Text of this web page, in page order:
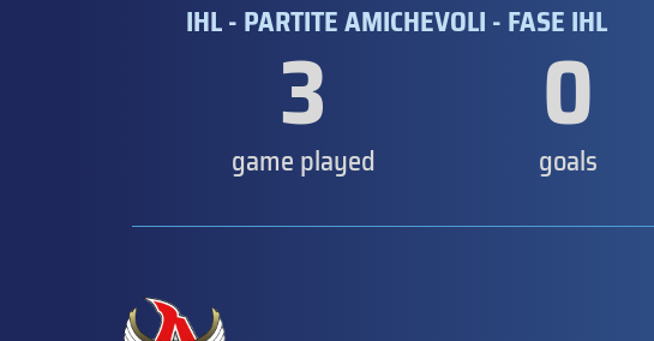
IHL - PARTITE AMICHEVOLI - FASE IHL
3
game played 0
goals